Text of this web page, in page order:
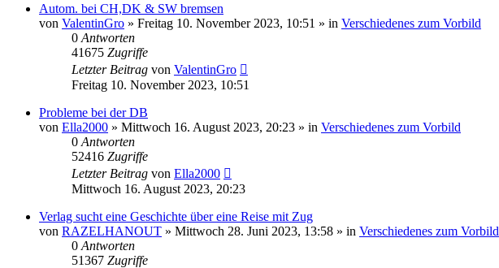
Autom. bei CH,DK & SW bremsen
von ValentinGro » Freitag 10. November 2023, 10:51 » in Verschiedenes zum Vorbild
0 Antworten
41675 Zugriffe
Letzter Beitrag von ValentinGro
Freitag 10. November 2023, 10:51
Probleme bei der DB
von Ella2000 » Mittwoch 16. August 2023, 20:23 » in Verschiedenes zum Vorbild
0 Antworten
52416 Zugriffe
Letzter Beitrag von Ella2000
Mittwoch 16. August 2023, 20:23
Verlag sucht eine Geschichte über eine Reise mit Zug
von RAZELHANOUT » Mittwoch 28. Juni 2023, 13:58 » in Verschiedenes zum Vorbild
0 Antworten
51367 Zugriffe